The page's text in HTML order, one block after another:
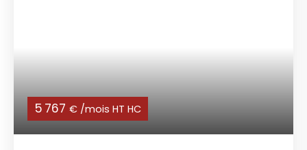
5 767 € /mois HT HC